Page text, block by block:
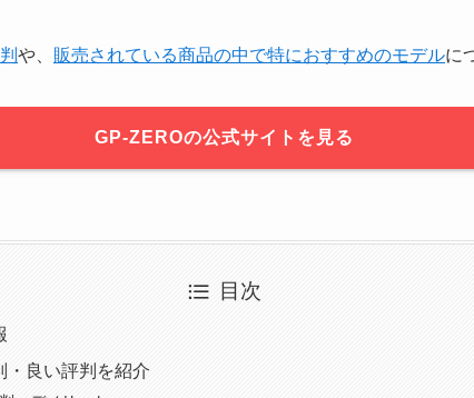
や、 販売されている商品の中で特におすすめのモデルに
GP-ZEROの公式サイトを見る
目次
・良い評判を紹介